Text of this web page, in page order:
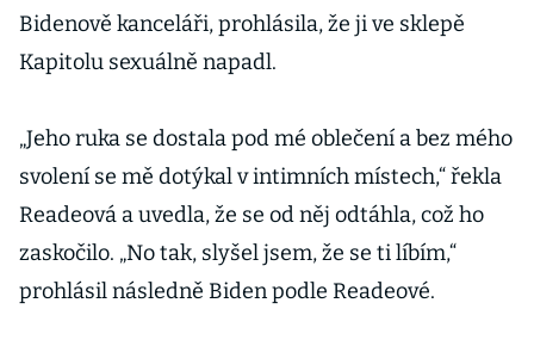
Bidenově kanceláři, prohlásila, že ji ve sklepě
Kapitolu sexuálně napadl.
„Jeho ruka se dostala pod mé oblečení a bez mého
svolení se mě dotýkal v intimních místech,“ řekla
Readeová a uvedla, že se od něj odtáhla, což ho
zaskočilo. „No tak, slyšel jsem, že se ti líbím,“
prohlásil následně Biden podle Readeové.